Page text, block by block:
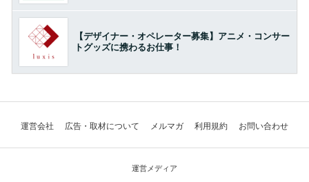
【デザイナー・オペレーター募集】アニメ・コンサー
トグッズに携わるお仕事！
運営会社 広告・取材について メルマガ 利用規約 お問い合わせ
運営メディア